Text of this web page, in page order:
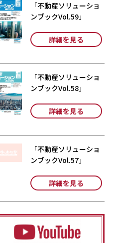
「不動産ソリューショ
ンブックVol.59」
詳細を見る
「不動産ソリューショ
ンブックVol.58」
詳細を見る
「不動産ソリューショ
ンブックVol.57」
詳細を見る